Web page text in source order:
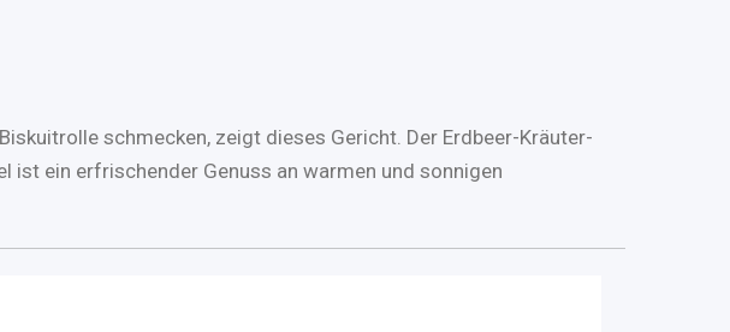
schmecken, zeigt dieses Gericht. Der Erdbeer-Kräuter-
ist ein erfrischender Genuss an warmen und sonnigen